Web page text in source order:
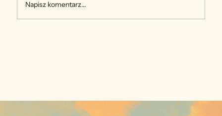
Napisz komentarz...